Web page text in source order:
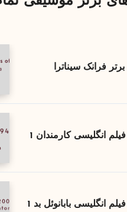
فرانک سیناترا
انگلیسی کارمندان 1
انگلیسی بابانوئل بد 1